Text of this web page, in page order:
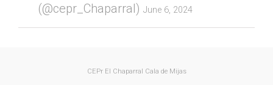
(@cepr_Chaparral) June 6, 2024
CEPr El Chaparral Cala de Mijas